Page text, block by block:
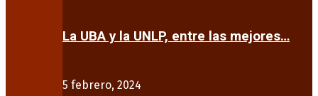
La UBA y la UNLP, entre las mejores…
5 febrero, 2024